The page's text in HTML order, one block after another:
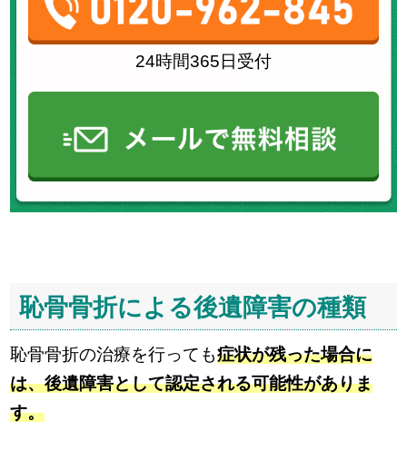
24時間365日受付
恥骨骨折による後遺障害の種類
恥骨骨折の治療を行っても症状が残った場合に
は、後遺障害として認定される可能性がありま
す。